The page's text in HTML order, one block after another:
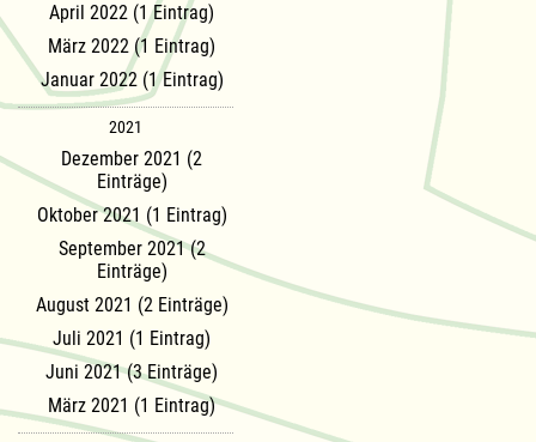
April 2022 (1 Eintrag)
März 2022 (1 Eintrag)
Januar 2022 (1 Eintrag)
2021
Dezember 2021 (2
Einträge)
Oktober 2021 (1 Eintrag)
September 2021 (2
Einträge)
August 2021 (2 Einträge)
Juli 2021 (1 Eintrag)
Juni 2021 (3 Einträge)
März 2021 (1 Eintrag)